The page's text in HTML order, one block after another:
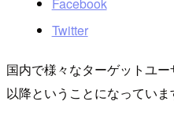
Facebook
Twitter
国内で様々なターゲットユ
以降ということになってい